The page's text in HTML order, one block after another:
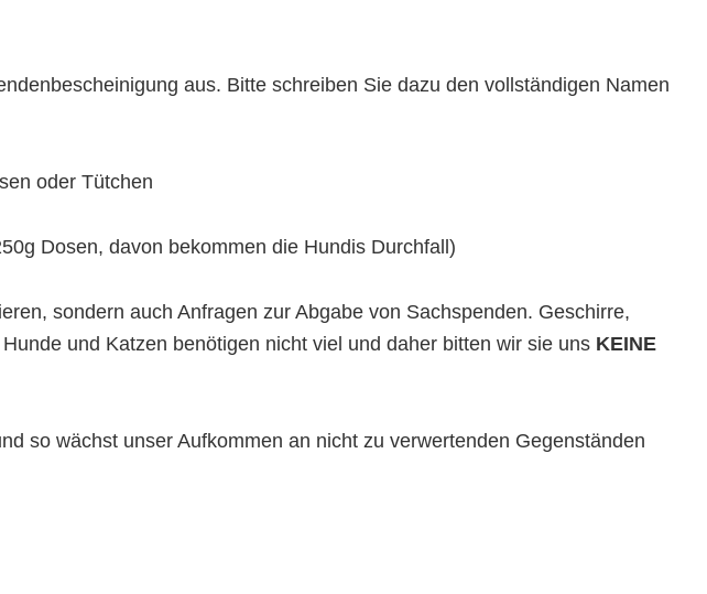
aus. Bitte schreiben Sie dazu den vollständigen Namen
oder Tütchen
Dosen, davon bekommen die Hundis Durchfall)
sondern auch Anfragen zur Abgabe von Sachspenden. Geschirre,
und Katzen benötigen nicht viel und daher bitten wir sie uns KEINE
so wächst unser Aufkommen an nicht zu verwertenden Gegenständen